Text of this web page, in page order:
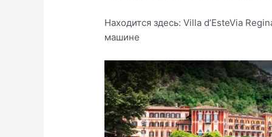
Находится здесь: Villa d’EsteVia
машине